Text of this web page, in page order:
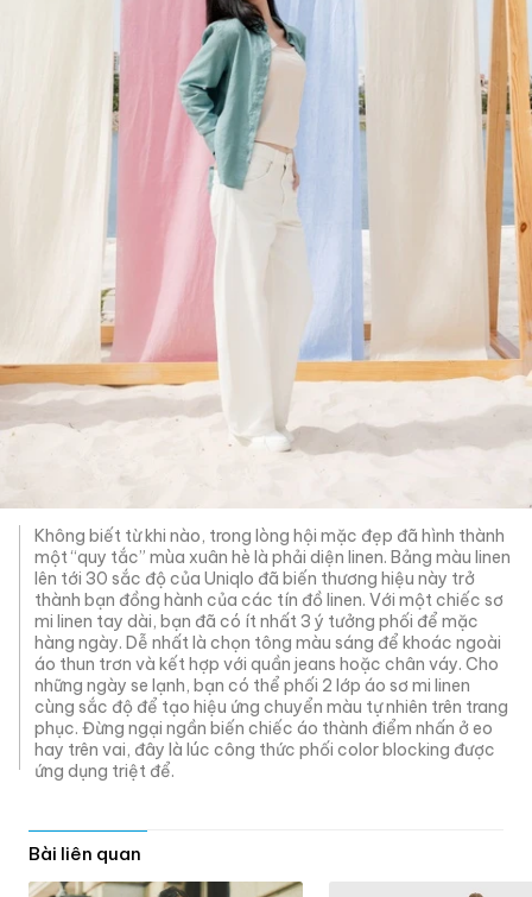
Không biết từ khi nào, trong lòng hội mặc đẹp đã hình thành
một “quy tắc” mùa xuân hè là phải diện linen. Bảng màu linen
lên tới 30 sắc độ của Uniqlo đã biến thương hiệu này trở
thành bạn đồng hành của các tín đồ linen. Với một chiếc sơ
mi linen tay dài, bạn đã có ít nhất 3 ý tưởng phối để mặc
hàng ngày. Dễ nhất là chọn tông màu sáng để khoác ngoài
áo thun trơn và kết hợp với quần jeans hoặc chân váy. Cho
những ngày se lạnh, bạn có thể phối 2 lớp áo sơ mi linen
cùng sắc độ để tạo hiệu ứng chuyển màu tự nhiên trên trang
phục. Đừng ngại ngần biến chiếc áo thành điểm nhấn ở eo
hay trên vai, đây là lúc công thức phối color blocking được
ứng dụng triệt để.
Bài liên quan